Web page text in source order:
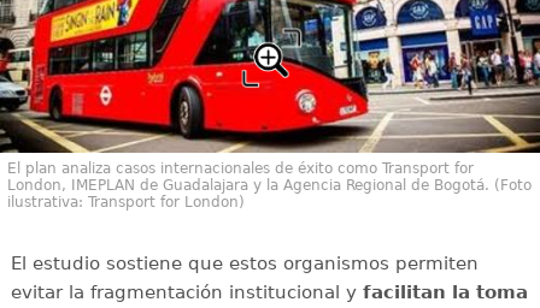
El plan analiza casos internacionales de éxito como Transport for
London, IMEPLAN de Guadalajara y la Agencia Regional de Bogotá. (Foto
ilustrativa: Transport for London)
El estudio sostiene que estos organismos permiten
evitar la fragmentación institucional y facilitan la toma